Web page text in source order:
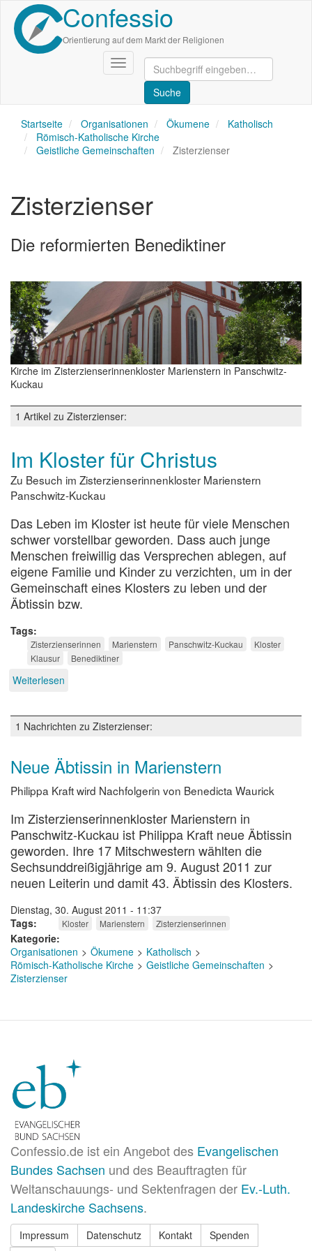
Direkt
zum
Inhalt
Confessio
Orientierung auf dem Markt der Religionen
Navigation
aktivieren/deaktivieren
Startseite Organisationen Ökumene
Katholisch
Römisch-Katholische Kirche
Geistliche Gemeinschaften
Zisterzienser
Zisterzienser
Die reformierten Benediktiner
Kirche im Zisterzienserinnenkloster Marienstern in Panschwitz-
Kuckau
1 Artikel zu Zisterzienser:
Im Kloster für Christus
Zu Besuch im Zisterzienserinnenkloster Marienstern
Panschwitz-Kuckau
Das Leben im Kloster ist heute für viele Menschen
schwer vorstellbar geworden. Dass auch junge
Menschen freiwillig das Versprechen ablegen, auf
eigene Familie und Kinder zu verzichten, um in der
Gemeinschaft eines Klosters zu leben und der
Äbtissin bzw.
Tags
Zisterzienserinnen Marienstern Panschwitz-Kuckau
Kloster
Klausur
Benediktiner
Weiterlesen
für
Christus
1 Nachrichten zu Zisterzienser:
Neue Äbtissin in Marienstern
Philippa Kraft wird Nachfolgerin von Benedicta Waurick
Im Zisterzienserinnenkloster Marienstern in
Panschwitz-Kuckau ist Philippa Kraft neue Äbtissin
geworden. Ihre 17 Mitschwestern wählten die
Sechsunddreißigjährige am 9. August 2011 zur
neuen Leiterin und damit 43. Äbtissin des Klosters.
Dienstag, 30. August 2011 - 11:37
Tags
Kloster Marienstern Zisterzienserinnen
Kategorie
Organisationen
Ökumene
Katholisch
Römisch-Katholische Kirche
Geistliche Gemeinschaften
Zisterzienser
Confessio.de ist ein Angebot des Evangelischen
Bundes Sachsen und des Beauftragten für
Weltanschauungs- und Sektenfragen der Ev.-Luth.
Landeskirche Sachsens.
Impressum Datenschutz Kontakt
Spenden